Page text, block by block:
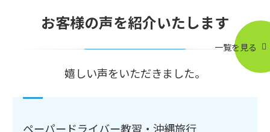
お客様の声を紹介いたします
嬉しい声をいただきました。
一覧を見る
ペーパードライバー教習・沖縄旅行